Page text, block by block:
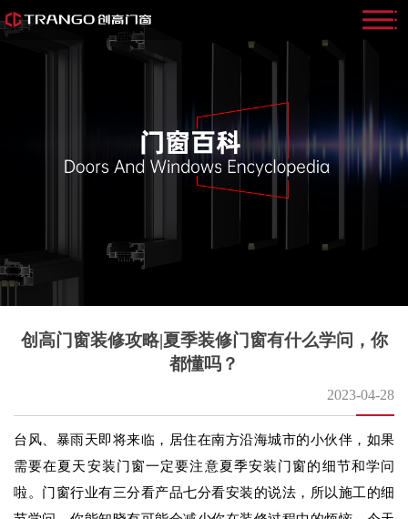
创高门窗装修攻略|夏季装修门窗有什么学问，你
都懂吗？
2023-04-28
台风、暴雨天即将来临，居住在南方沿海城市的小伙伴，如果
需要在夏天安装门窗一定要注意夏季安装门窗的细节和学问
啦。门窗行业有三分看产品七分看安装的说法，所以施工的细